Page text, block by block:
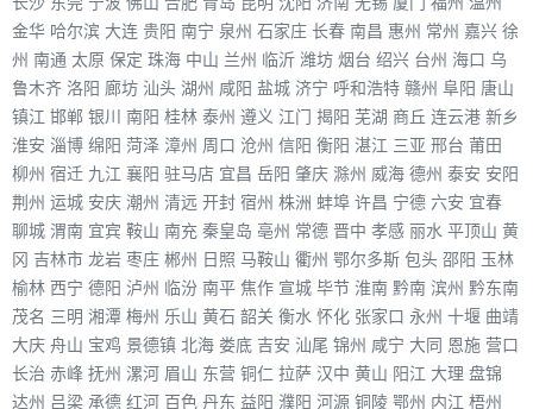
金华 哈尔滨 大连 贵阳 南宁 泉州 石家庄 长春 南昌 惠州 常州 嘉兴 徐
州 南通 太原 保定 珠海 中山 兰州 临沂 潍坊 烟台 绍兴 台州 海口 乌
鲁木齐 洛阳 廊坊 汕头 湖州 咸阳 盐城 济宁 呼和浩特 赣州 阜阳 唐山
镇江 邯郸 银川 南阳 桂林 泰州 遵义 江门 揭阳 芜湖 商丘 连云港 新乡
淮安 淄博 绵阳 菏泽 漳州 周口 沧州 信阳 衡阳 湛江 三亚 邢台 莆田
柳州 宿迁 九江 襄阳 驻马店 宜昌 岳阳 肇庆 滁州 威海 德州 泰安 安阳
荆州 运城 安庆 潮州 清远 开封 宿州 株洲 蚌埠 许昌 宁德 六安 宜春
聊城 渭南 宜宾 鞍山 南充 秦皇岛 亳州 常德 晋中 孝感 丽水 平顶山 黄
冈 吉林市 龙岩 枣庄 郴州 日照 马鞍山 衢州 鄂尔多斯 包头 邵阳 玉林
榆林 西宁 德阳 泸州 临汾 南平 焦作 宣城 毕节 淮南 黔南 滨州 黔东南
茂名 三明 湘潭 梅州 乐山 黄石 韶关 衡水 怀化 张家口 永州 十堰 曲靖
大庆 舟山 宝鸡 景德镇 北海 娄底 吉安 汕尾 锦州 咸宁 大同 恩施 营口
长治 赤峰 抚州 漯河 眉山 东营 铜仁 拉萨 汉中 黄山 阳江 大理 盘锦
达州 吕梁 承德 红河 百色 丹东 益阳 濮阳 河源 铜陵 鄂州 内江 梧州